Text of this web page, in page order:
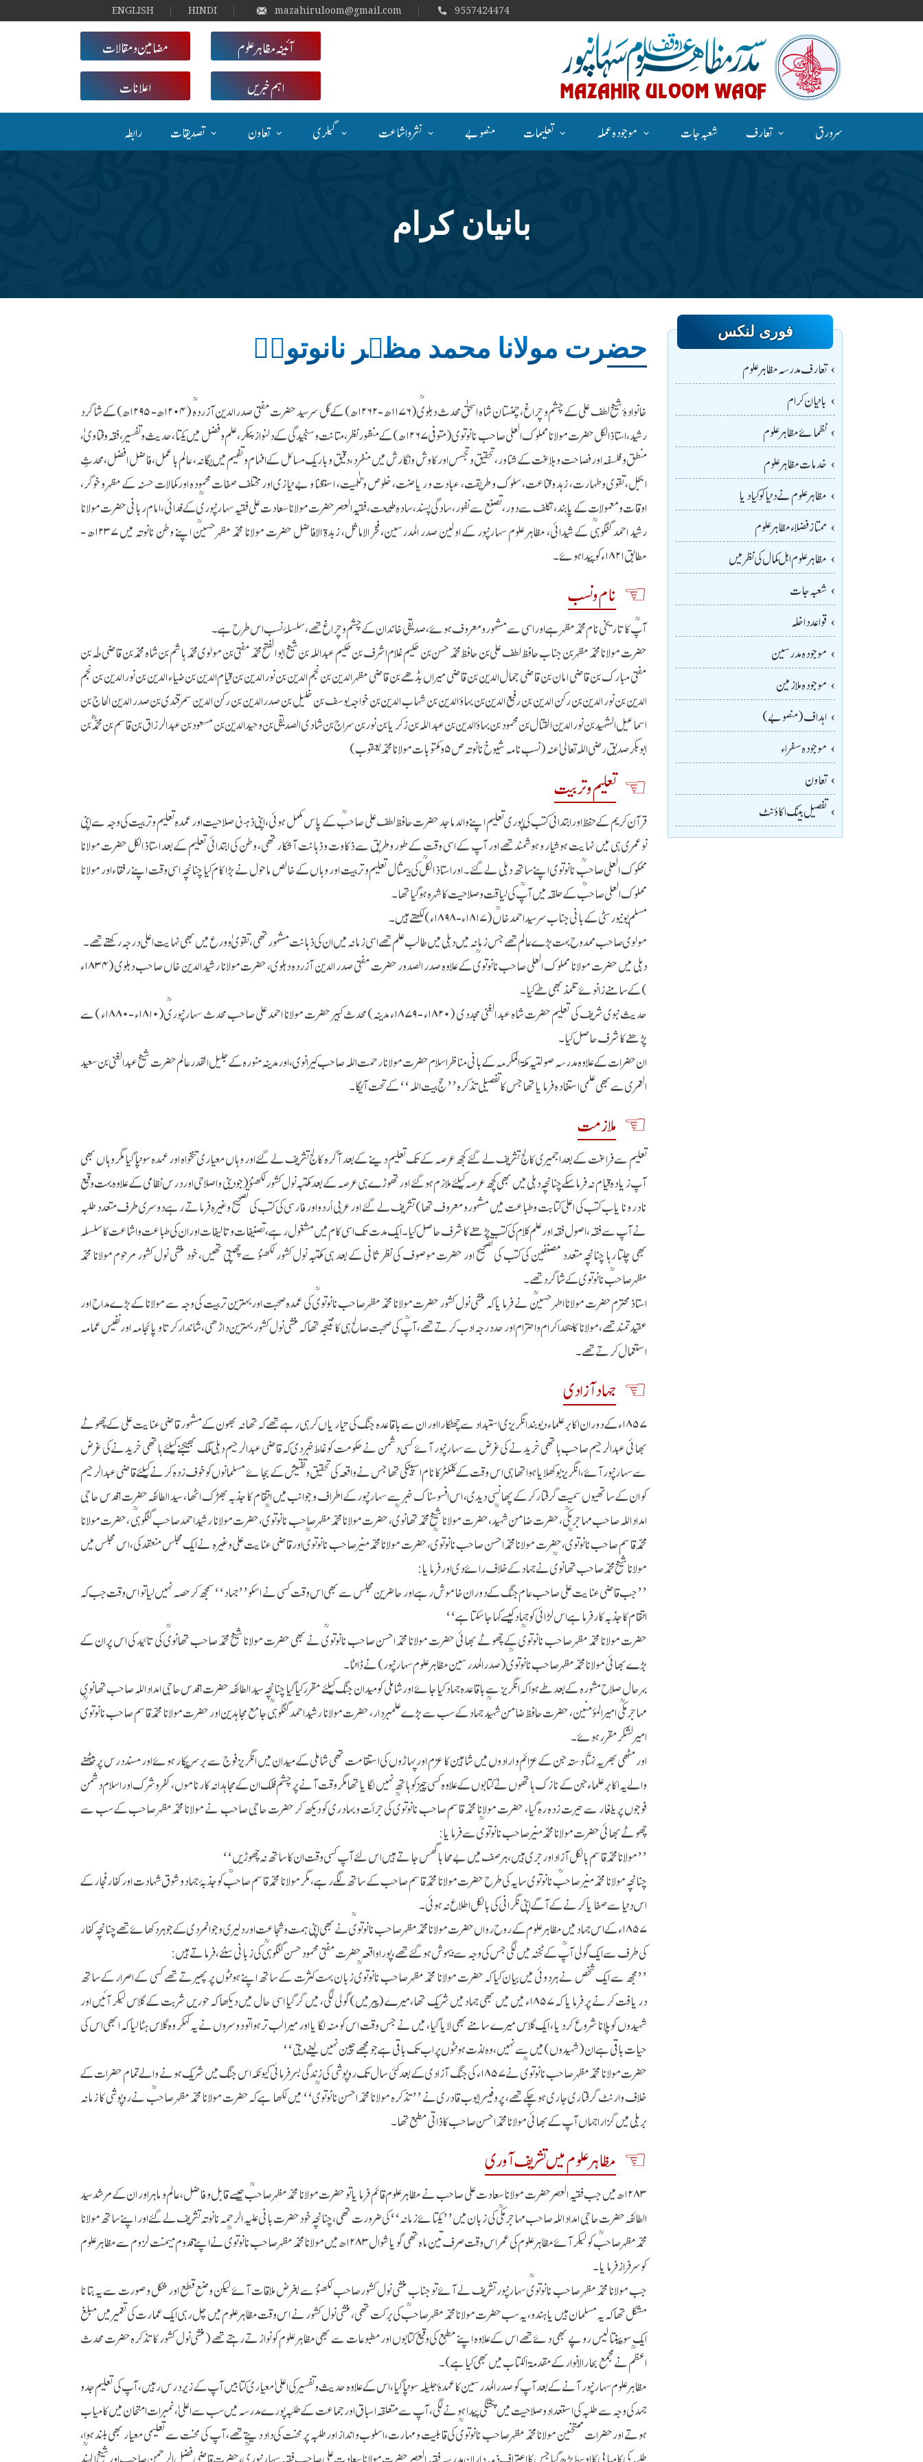
9557424474
mazahiruloom@gmail.com
HINDI
ENGLISH
آئینہ مظاہر علوم
مضامین و مقالات
اہم خبریں
اعلانات
سر ورق تعارف شعبہ جات موجودہ عملہ تعلیمات منصوبے نشر و اشاعت گیلری تعاون تصدیقات رابطہ
بانیان کرام
فوری لنکس
تعارف مدرسہ مظاہر علوم
بانیان کرام
نظمائے مظاہرعلوم
خدمات مظاہر علوم
مظاہر علوم نے دنیا کو کیا دیا
ممتاز فضلاء مظاہر علوم
مظاہر علوم اہل کمال کی نظر میں
شعبہ جات
قواعد داخلہ
موجودہ مدرسین
موجودہ ملازمین
اہداف (منصوبے)
موجودہ سفراء
تعاون
تفصیل بینک اکاؤنٹ
حضرت مولانا محمد مظہر نانوتویؒ
خانوادۂ شیخ لطف علی کے چشم و چراغ، چمنستان شاہ اسحٰق محدث دہلویؒ (۱۱۷۶ھ - ۱۲۶۲ھ) کے گل سرسید حضرت مفتی صدرالدین آزردہؒ (۱۲۰۴ھ - ۱۲۹۵ھ) کے شاگرد
رشید، استاذ الکل حضرت مولانا مملوک العلی صاحب نانوتوی (متوفی ۱۲۶۷ھ) کے منظور نظر، متانت و سنجیدگی کے دلنواز پیکر، علم و فضل میں یکتا، حدیث و تفسیر، فقہ و فتاویٰ،
منطق و فلسفہ اور فصاحت و بلاغت کے شناور، تحقیق و تجسس اور کاوش و نگارش میں منفرد، دقیق و باریک مسائل کے افہام و تفہیم میں یگانہ، عالم باعمل، فاضل افضل، محدثِ
ابجل، تقوی وطہارت، زہد و قناعت، سلوک و طریقت، عبادت و ریاضت، خلوص و للّٰہیت، استغنا و بے نیازی اور مختلف صفات محمودہ اور کمالات حسنہ کے مظہر و خوگر،
اوقات و معمولات کے پابند، تکلف سے دور، تصنع سے نفور، سادگی پسند، سادہ طبیعت، فقیہ العصر حضرت مولانا سعادت علی فقیہ سہارنپوریؒ کے فدائی، امام ربانی حضرت مولانا
رشید احمد گنگوہیؒ کے شیدائی، مظاہر علوم سہارنپور کے اولین صدر المدرسین، فخر الاماثل، زبدۃ الافاضل حضرت مولانا محمد مظہرحسینؒ اپنے وطن نانوتہ میں ۱۲۳۷ھ -
مطابق ۱۸۲۱ء کو پیداہوئے۔
نام و نسب
آپؒ کا تاریخی نام محمد مظہر ہے اور اسی سے مشہور ومعروف ہوئے ،صدیقی خاندان کے چشم و چراغ تھے، سلسلۂ نسب اس طرح ہے۔
حضرت مولانا محمد مظہر بن جناب حافظ لطف علی بن حافظ محمد حسن بن حکیم غلام اشرف بن حکیم عبد اللہ بن شیخ ابو الفتح محمد مفتی بن مولوی محمد ہاشم بن شاہ محمد بن قاضی طٰہ بن
مفتی مبارک بن قاضی امان بن قاضی جمال الدین بن قاضی میراں بڈھے بن قاضی مظہر الدین بن نجم الدین بن نورالدین بن قیام الدین بن ضیاء الدین بن نورالدین بن نجم
الدین بن نور الدین بن رکن الدین بن رفیع الدین بن بہاؤ الدین بن شہاب الدین بن خواجہ یوسف بن خلیل بن صدر الدین بن رکن الدین سمرقندی بن صدر الدین الحاج بن
اسماعیل الشہید بن نور الدین القتال بن محمود بن بہاؤ الدین بن عبد اللہ بن زکریا بن نور بن سراج بن شادی الصدیقی بن وحید الدین بن مسعود بن عبدالرزاق بن قاسم بن محمدؓ بن
ابوبکر صدیق رضی اللہ تعالیٰ عنہ (نسب نامہ شیوخ نانوتہ ص ۵ و مکتوبات مولانا محمد یعقوب)
تعلیم و تربیت
قرآن کریم کے حفظ اور ابتدائی کتب کی پوری تعلیم اپنے والد ماجد حضرت حافظ لطف علی صاحبؒ کے پاس مکمل ہوئی، اپنی ذہنی صلاحیت اور عمدہ تعلیم و تربیت کی وجہ سے اپنی
نوعمری ہی میں نہایت ہوشیار و ہوشمند تھے اور آپ کے اسی وقت کے طور و طریق سے ذکاوت و ذہانت آشکار تھی، وطن کی ابتدائی تعلیم کے بعد استاذ الکل حضرت مولانا
ممکوک العلی صاحبؒ نانوتوی اپنے ساتھ دہلی لے گئے۔ اوراستاذ الکلؒ کی بیمثال تعلیم و تربیت اور وہاں کے خالص ماحول نے بڑا کام کیا چنانچہ اسی وقت اپنے رفقاء اور مولانا
مملوک العلی صاحبؒ کے حلقہ میں آپؒ کی لیاقت و صلاحیت کا شہرہ ہوگیا تھا۔
مسلم یونیورسٹی کے بانی جناب سرسید احمد خاںؒ (۱۸۱۷ء - ۱۸۹۸ء) لکھتے ہیں۔
مولوی صاحب ممدوح بہت بڑے عالم تھے جس زمانہ میں دہلی میں طالب علم تھے اسی زمانہ میں ان کی ذہانت مشہور تھی،تقویٰ وورع میں بھی نہایت اعلی درجہ رکھتے تھے۔
دہلی میں حضرت مولانا مملوک العلی صاحب نانوتویؒ کے علاوہ صدر الصدور حضرت مفتی صدر الدین آزردہ دہلوی، حضرت مولانا رشید الدین خاں صاحب دہلوی (۱۸۳۴ء
)کے سامنے زانوئے تلمذ بھی طے کیا۔
حدیث نبوی شریف کی تعلیم حضرت شاہ عبد الغنی مجددی (۱۸۲۰ء - ۱۸۷۹ء مدینہ) محدث کبیر حضرت مولانا احمد علی صاحب محدث سہارنپوریؒ(۱۸۱۰ء -۱۸۸۰ء )سے
پڑھنے کا شرف حاصل کیا۔
ان حضرات کے علاوہ مدرسہ صولتیہ مکۃ المکرمہ کے بانی مناظر اسلام حضرت مولانا رحمت اللہ صاحب کیرانوی، اور مدینہ منورہ کے جلیل القدر عالم حضرت شیخ عبد الغنی بن سعید
العمری سے بھی علمی استفادہ فرمایا تھا جس کا تفصیلی تذکرہ’’حج بیت اللہ‘‘کے تحت آئیگا۔
ملازمت
تعلیم سے فراغت کے بعد اجمیری کالج تشریف لے گئے کجھ عرصہ کے تک تعلیم دینے کے بعد آگرہ کالج تشریف لے گئے اور وہاں معیاری تنخواہ اور عہدہ سونپا گیا مگر وہاں بھی
آپ زیادہ قیام نہ فرما سکے چنانچہ دہلی میں بھی کچھ عرصہ کیلئے ملازم ہوگئے اور تھوڑے ہی عرصہ کے بعد مکتبہ نول کشور لکھنؤ (جودینی و اصلاحی اور درس نظامی کے علاوہ بہت وقیع
نادر و نایاب کتب کی اعلی کتابت و طباعت میں مشہور و معروف تھا) تشریف لے گئے اور عربی اُردو اور فارسی کی کتب کی تصحیح وغیرہ فرماتے رہے دوسری طرف متعدد طلبہ
نے آپ سے فقہ، اصول فقہ اور علم کلام کی کتب پڑھنے کا شرف حاصل کیا۔ ایک مدت تک اسی کام میں مشغول رہے، تصنیفات و تالیفات اور ان کی طباعت و اشاعت کا سلسلہ
بھی چلتا رہا چنانچہ متعدد مصنفین کی کتب کی تصحیح اور حضرت موصوف کی نظر ثانی کے بعد ہی مکتبہ نول کشور لکھنؤ سے چھپتی تھیں، خود منشی نول کشور مرحوم مولانا محمد
مظہرصاحبؒ نانوتوی کے شاگرد تھے۔
استاذ محترم حضرت مولانا اطہرحسینؒ نے فرمایا کہ منشی نول کشور حضرت مولانا محمد مظہرصاحب نانوتویؒ کی عمدہ صحبت اور بہترین تربیت کی وجہ سے مولانا کے بڑے مداح اور
عقیدتمند تھے، مولانا کا بیحد اکرام و احترام اور حد درجہ ادب کرتے تھے، آپؒ کی صحبت صالح ہی کا نتیجہ تھا کہ منشی نول کشور بہترین داڑھی، شاندار کرتا و پائجامہ اور نفیس عمامہ
استعمال کرتے تھے۔
جہاد آزادی
۱۸۵۷ء کے دوران اکابر علماء دیوبند انگریزی استبداد سے چھٹکارا اور ان سے باقاعدہ جنگ کی تیاریاں کرہی رہے تھے کہ تھانہ بھون کے مشہور قاضی عنایت علی کے چھوٹے
بھائی عبد الرحیم صاحب ہاتھی خریدنے کی غرض سے سہارنپور آئے کسی دشمن نے حکومت کو غلط خبر دی کہ قاضی عبد الرحیم دہلی کمک بھیجنے کیلئے ہاتھی خریدنے کی غرض
سے سہارنپور آئے، انگریز بوکھلایا ہوا تھا ہی اس وقت کے کلکٹر کا نام اسپینکی تھا جس نے واقعہ کی تحقیق و تفتیش کے بجائے مسلمانوں کو خوف زدہ کرنے کیلئے قاضی عبد الرحیم
کو ان کے ساتھیوں سمیت گرفتار کرکے پھانسی دیدی، اس افسوسناک خبر سے سہارنپور کے اطراف و جوانب میں انتقام کا جذبہ بھڑک اٹھا، سید الطائفہ حضرت اقدس حاجی
امداد اللہ صاحب مہاجر مکیؒ، حضرت ضامن شہیدؒ، حضرت مولانا شیخ محمد تھانویؒ، حضرت مولانا محمد مظہرصاحب نانوتویؒ، حضرت مولانا رشید احمد صاحب گنگوہیؒ ،حضرت مولانا
محمد قاسم صاحب نانوتویؒ، حضرت مولانا محمد احسن صاحب نانوتویؒ، حضرت مولانا محمد منیر صاحب نانوتویؒ اور قاضی عنایت علی وغیرہ نے ایک مجلس منعقد کی، اس مجلس میں
مولانا شیخ محمد صاحب تھانویؒ نے جہاد کے خلاف رائے دی اور فرمایا :
’’جب قاضی عنایت علی صاحب عام جنگ کے دوران خاموش رہے اور حاضرین مجلس سے بھی اس وقت کسی نے اسکو ’’جہاد‘‘ سمجھ کر حصہ نہیں لیا تو اس وقت جب کہ
انتقام کا جذبہ کار فرما ہے اس لڑائی کو جہاد کیسے کہا جاسکتا ہے‘‘
حضرت مولانا محمد مظہر صاحب نانوتویؒ کے چھوٹے بھائی حضرت مولانا محمد احسن صاحب نانوتویؒ نے بھی حضرت مولانا شیخ محمد صاحب تھانویؒ کی تائید کی اس پران کے
بڑے بھائی مولانا محمد مظہرصاحب نانوتویؒ (صدر المدرسین مظاہرعلوم سہارنپور) نے ڈانٹا۔
بہر حال صلاح مشورہ کے بعد طے ہوا کہ انگریز سے باقاعدہ جہاد کیا جائے اور شاملی کو میدان جنگ کیلئے مقرر کیا گیا چنانچہ سید الطائفہ حضرت اقدس حاجی امداد اللہ صاحب تھانوی
مہاجر مکیؒ امیر المؤمنین، حضرت حافظ ضامن شہیدؒ جہاد کے سب سے بڑے علمبردار، حضرت مولانا رشید احمد گنگوہیؒ جامع مجاہدین اور حضرت مولانا محمد قاسم صاحب نانوتویؒ
امیر لشکر مقرر ہوئے۔
اور مٹھی بھر یہ نہتّا دستہ جن کے عزائم و ارادوں میں شاہین کا عزم اور پہاڑوں کی استقامت تھی شاملی کے میدان میں انگریز فوج سے بر سرپیکار ہوئے اور مسند درس پربیٹھنے
والے یہ اکابر علماء جن کے نازک ہاتھوں نے کتابوں کے علاوہ کسی چیز کو ہاتھ نہیں لگایا تھا مگر وقت آنے پر چشم فلک ان کے مجاہدانہ کارناموں، کفر و شرک اور اسلام دشمن
فوجوں پر یلغار سے حیرت زدہ رہ گیا، حضرت مولانا محمد قاسم صاحب نانوتویؒ کی جرأت و بہادری کو دیکھ کر حضرت حاجی صاحب نے مولانا محمد مظہر صاحب کے سب سے
چھوٹے بھائی حضرت مولانا محمد منیر صاحب نانوتویؒ سے فرمایا :
’’مولانا محمد قاسم بالکل آزاد اور جری ہیں، ہر صف میں بے محابا گھس جاتے ہیں اس لئے آپ کسی وقت ان کا ساتھ نہ چھوڑیں‘‘
چنانچہ مولانا محمد منیر صاحبؒ نانوتوی سایہ کی طرح حضرت مولانا محمد قاسم صاحب کے ساتھ لگے رہے، مگر مولانا محمد قاسم صاحبؒ کو جذبۂ جہاد و شوق شہادت اور کفار فجار کے
اس دنیا سے صفایا کرنے کے آگے اپنی نگرانی کی بالکل اطلاع نہ ہوئی۔
۱۸۵۷ء کے اس جہاد میں مظاہر علوم کے روح رواں حضرت مولانا محمد مظہرصاحب نانوتویؒ نے بھی اپنی ہمت و شجاعت اور دلیری و جوانمردی کے جوہر دکھائے تھے چنانچہ کفار
کی طرف سے ایک گولی آپؒ کے ٹخنہ میں لگی جس کی وجہ سے بیہوش ہوگئے تھے، پورا واقعہ حضرت مفتی محمود حسن گنگوہیؒ کی زبانی سنئے، فرماتے ہیں:
’’مجھ سے ایک شخص نے ہردوئی میں بیان کیا کہ حضرت مولانا محمد مظہر صاحب نانوتویؒ زبان بہت کثرت کے ساتھ اپنے ہونٹوں پر پھیرتے تھے کسی کے اصرار کے ساتھ
دریافت کرنے پر فرمایا کہ ۱۸۵۷ء میں میں بھی جہادمیں شریک تھا،میرے (پیرمیں) گولی لگی، میں گر گیا اسی حال میں دیکھا کہ حوریں شربت کے گلاس لیکر آئیں اور
شہیدوں کو پلانا شروع کردیا، ایک گلاس میرے سامنے بھی لایا گیا، میں نے جس وقت اس کو منہ لگایا اور میرا لب تر ہوا تو دوسروں نے یہ کہکر وہ گلاس ہٹالیا کہ ابھی اس کی
حیات باقی ہے ان (شہیدوں) میں سے نہیں، وہ لذت ہونٹوں پر اب تک باقی ہے جو مجھے چین نہیں لینے دیتی‘‘
حضرت مولانا محمد مظہر صاحب نانوتویؒ نے ۱۸۵۷ء کی جنگ آزادی کے بعد کئی سال تک روپوشی کی زندگی بسر فرمائی کیونکہ اس جنگ میں شریک ہونے والے تمام حضرات کے
خلاف وارنٹ گرفتاری جاری ہوچکے تھے، پروفیسر ایوب قادری نے ’’تذکرہ مولانا محمد احسن نانوتویؒ‘‘ میں لکھا ہے کہ حضرت مولانا محمد مظہر صاحبؒ نے روپوشی کا زمانہ
بریلی میں گزارا جہاں آپ کے بھائی مولانا محمد احسن صاحب کا ذاتی مطبع تھا۔
مظاہرعلوم میں تشریف آوری
۱۲۸۳ھ میں جب فقیہ العصر حضرت مولانا سعادت علی صاحب نے مظاہر علوم قائم فرمایا تو حضرت مولانا محمد مظہرصاحبؒ جیسے قابل و فاضل، عالم و ماہر اور ان کے مرشد سید
الطائفہ حضرت حاجی امداد اللہ صاحب مہاجر مکیؒ کی زبان میں’’یکتائے زمانہ‘‘ کی ضرورت تھی، چنانچہ خود حضرت بانی علیہ الرحمہ نانوتہ تشریف لے گئے اور اپنے ساتھ مولانا
محمد مظہر صاحبؒ کو لیکر آئے مظاہر علوم کی عمر اس وقت صرف تین ماہ تھی گویا شوال ۱۲۸۳ھ میں مولانا محمد مظہرصاحب نانوتویؒ نے اپنے قدوم میمنت لزوم سے مظاہرعلوم
کو سرفراز فرمایا۔
جب مولانا محمد مظہر صاحب نانوتویؒ سہارنپور تشریف لے آئے تو جناب منشی نول کشور صاحب لکھنؤ سے بغرض ملاقات آئے لیکن وضع قطع اور شکل و صورت سے یہ بتانا
مشکل تھا کہ یہ مسلمان ہیں یا ہندو، یہ سب حضرت مولانا محمد مظہر صاحبؒ کی برکت تھی، منشی نول کشور نے اس وقت مظاہر علوم میں چل رہی ایک عمارت کی تعمیر میں مبلغ
ایک سو پینتالیس روپے بھی دئے تھے اس کے علاوہ اپنے مطبع کی وقیع کتابوں اور مطبوعات سے بھی مظاہر علوم کو نوازتے رہتے تھے (منشی نول کشور کا تذکرہ حضرت محدث
اعظمؒ نے مجمع بحار الانوار کے مقدمۃ الکتاب میں بھی کیا ہے)۔
مظاہر علوم سہارنپور آنے کے بعد آپ کو صدر المدرسین کا عہدۂ جلیلہ سونپا گیا، اس کے علاوہ حدیث و تفسیر کی اعلیٰ معیار ی کتابیں آپ کے زیر درس رہیں، آپ کی تعلیم جد و
جہد کی وجہ سے طلبہ کی استعداد و صلاحیت میں پختگی پیدا ہونے لگی، آپ سے متعلقہ اسباق اور جماعت کے طلبہ پورے مدرسہ میں سب سے اعلیٰ، نمبرات امتحان میں کامیاب
ہوتے اور حضرات ممتحنین مولانا محمد مظہرصاحب نانوتویؒ کی قابلیت و مہارت،اسلوب و انداز اور طلبہ پر محنت کی داد دیتے تھے، آپ کی محنت سے تعلیمی معیار بھی بلند ہوا،